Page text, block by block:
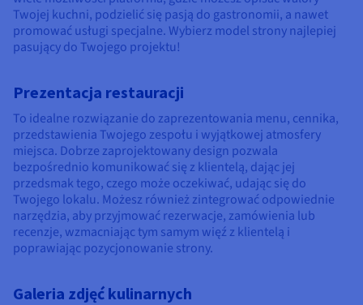
Twojej kuchni, podzielić się pasją do gastronomii, a nawet
promować usługi specjalne. Wybierz model strony najlepiej
pasujący do Twojego projektu!
Prezentacja restauracji
To idealne rozwiązanie do zaprezentowania menu, cennika,
przedstawienia Twojego zespołu i wyjątkowej atmosfery
miejsca. Dobrze zaprojektowany design pozwala
bezpośrednio komunikować się z klientelą, dając jej
przedsmak tego, czego może oczekiwać, udając się do
Twojego lokalu. Możesz również zintegrować odpowiednie
narzędzia, aby przyjmować rezerwacje, zamówienia lub
recenzje, wzmacniając tym samym więź z klientelą i
poprawiając pozycjonowanie strony.
Galeria zdjęć kulinarnych